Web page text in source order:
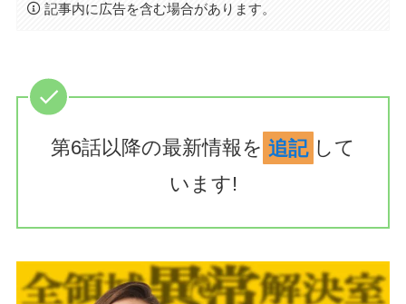
記事内に広告を含む場合があります。
第6話以降の最新情報を 追記 して
います!